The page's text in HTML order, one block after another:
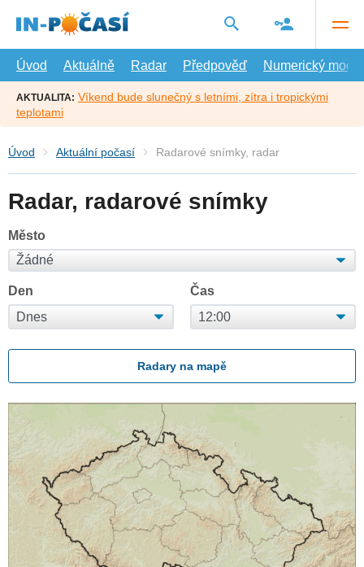
hlavní
Úvod
Aktuálně Radar Předpověď Numerický model
AKTUALITA: Víkend bude slunečný s letními, zítra i tropickými
teplotami
Úvod Aktuální počasí Radarové snímky, radar
Radar, radarové snímky
Město
Den Čas
Radary na mapě